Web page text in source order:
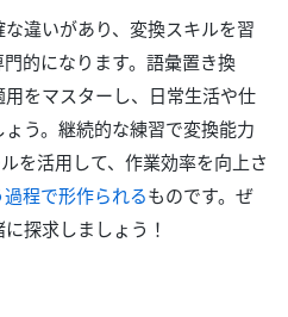
違いがあり、変換スキルを習
的になります。語彙置き換
をマスターし、日常生活や仕
う。継続的な練習で変換能力
を活用して、作業効率を向上さ
過程で形作られるものです。ぜ
探求しましょう！